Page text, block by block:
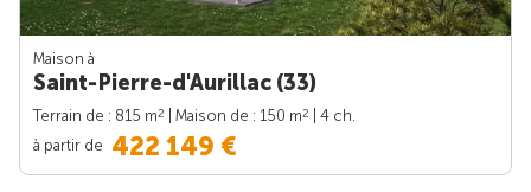
Maison à
Saint-Pierre-d'Aurillac (33)
Terrain de : 815 m2 | Maison de : 150 m2
| 4 ch.
à partir de 422 149 €